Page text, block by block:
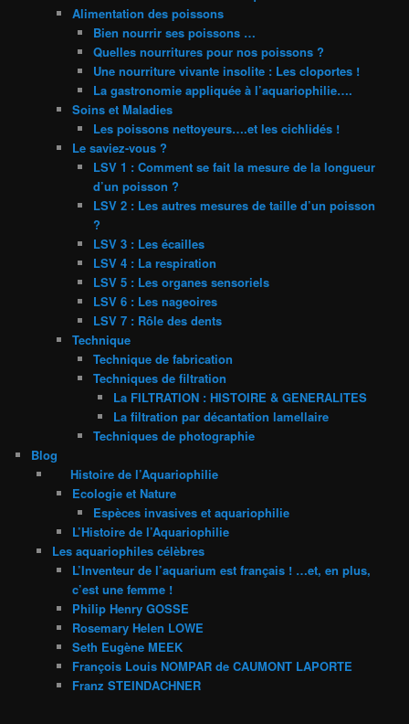
Alimentation des poissons
Bien nourrir ses poissons …
Quelles nourritures pour nos poissons ?
Une nourriture vivante insolite : Les cloportes !
La gastronomie appliquée à l’aquariophilie….
Soins et Maladies
Les poissons nettoyeurs….et les cichlidés !
Le saviez-vous ?
LSV 1 : Comment se fait la mesure de la longueur
d’un poisson ?
LSV 2 : Les autres mesures de taille d’un poisson
?
LSV 3 : Les écailles
LSV 4 : La respiration
LSV 5 : Les organes sensoriels
LSV 6 : Les nageoires
LSV 7 : Rôle des dents
Technique
Technique de fabrication
Techniques de filtration
La FILTRATION : HISTOIRE & GENERALITES
La filtration par décantation lamellaire
Techniques de photographie
Blog
Histoire de l’Aquariophilie
Ecologie et Nature
Espèces invasives et aquariophilie
L’Histoire de l’Aquariophilie
Les aquariophiles célèbres
L’Inventeur de l’aquarium est français ! …et, en plus,
c’est une femme !
Philip Henry GOSSE
Rosemary Helen LOWE
Seth Eugène MEEK
François Louis NOMPAR de CAUMONT LAPORTE
Franz STEINDACHNER